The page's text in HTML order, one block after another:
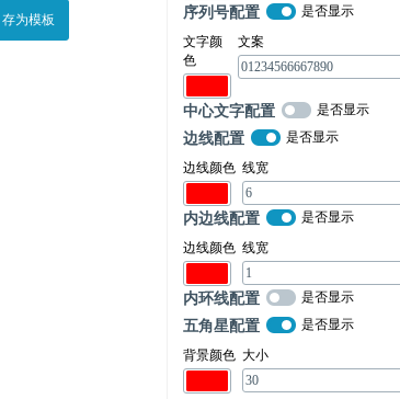
存为模板 序列号配置
是否显示
文字颜
色
文案
中心文字配置 是否显示
边线配置
是否显示
边线颜色 线宽
内边线配置
是否显示
边线颜色 线宽
内环线配置 是否显示
五角星配置
是否显示
背景颜色 大小